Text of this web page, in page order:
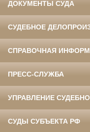
ДОКУМЕНТЫ СУДА
СУДЕБНОЕ
СПРАВОЧНАЯ
ПРЕСС-СЛУЖБА
УПРАВЛЕНИЕ
СУДЫ СУБЪЕКТА РФ